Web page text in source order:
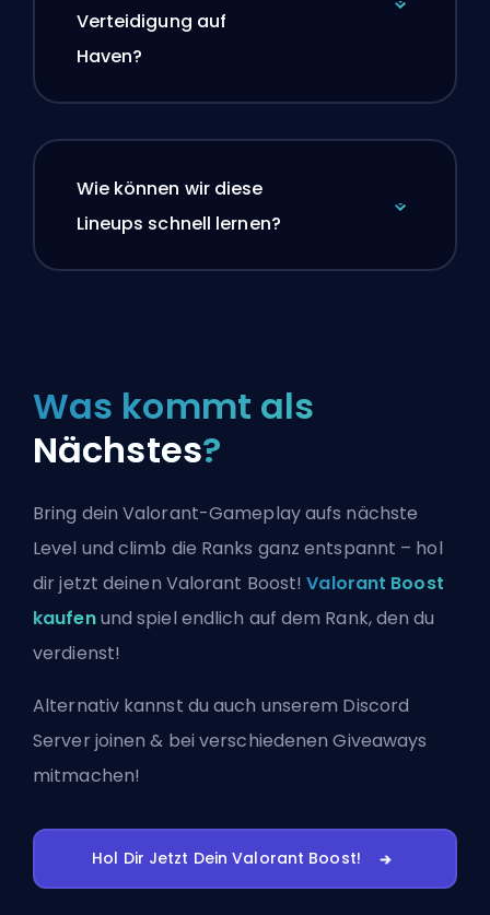
Verteidigung auf
Haven?
Wie können wir diese
Lineups schnell lernen?
Was kommt als
Nächstes?
Bring dein Valorant-Gameplay aufs nächste
Level und climb die Ranks ganz entspannt – hol
dir jetzt deinen Valorant Boost!Valorant Boost
kaufenund spiel endlich auf dem Rank, den du
verdienst!
Alternativ kannst du auch unserem Discord
Server joinen & bei verschiedenen Giveaways
mitmachen!
Hol Dir Jetzt Dein Valorant Boost!